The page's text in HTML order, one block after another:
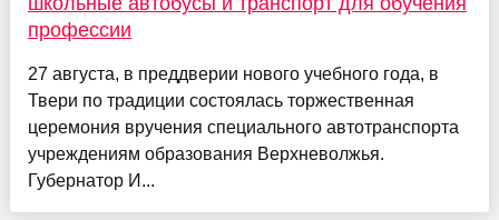
профессии
27 августа, в преддверии нового учебного года, в
Твери по традиции состоялась торжественная
церемония вручения специального автотранспорта
учреждениям образования Верхневолжья.
Губернатор И...